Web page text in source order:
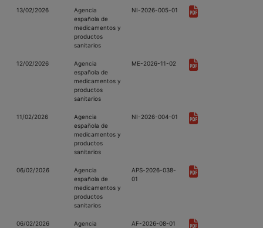
13/02/2026
Agencia
española de
medicamentos y
productos
sanitarios
NI-2026-005-01
12/02/2026
Agencia
española de
medicamentos y
productos
sanitarios
ME-2026-11-02
11/02/2026
Agencia
española de
medicamentos y
productos
sanitarios
NI-2026-004-01
06/02/2026
Agencia
española de
medicamentos y
productos
sanitarios
APS-2026-038-
01
06/02/2026
Agencia
AF-2026-08-01